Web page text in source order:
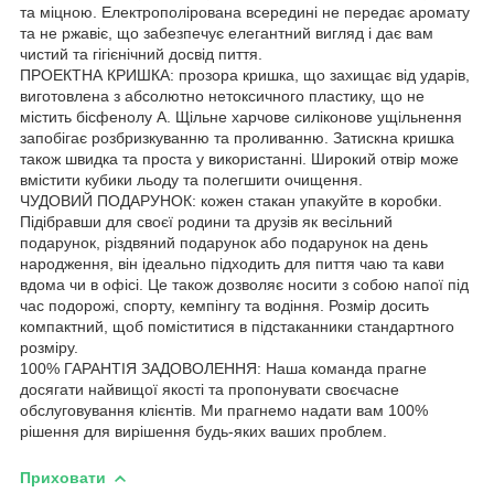
та міцною. Електрополірована всередині не передає аромату
та не ржавіє, що забезпечує елегантний вигляд і дає вам
чистий та гігієнічний досвід пиття.
ПРОЕКТНА КРИШКА: прозора кришка, що захищає від ударів,
виготовлена з абсолютно нетоксичного пластику, що не
містить бісфенолу А. Щільне харчове силіконове ущільнення
запобігає розбризкуванню та проливанню. Затискна кришка
також швидка та проста у використанні. Широкий отвір може
вмістити кубики льоду та полегшити очищення.
ЧУДОВИЙ ПОДАРУНОК: кожен стакан упакуйте в коробки.
Підібравши для своєї родини та друзів як весільний
подарунок, різдвяний подарунок або подарунок на день
народження, він ідеально підходить для пиття чаю та кави
вдома чи в офісі. Це також дозволяє носити з собою напої під
час подорожі, спорту, кемпінгу та водіння. Розмір досить
компактний, щоб поміститися в підстаканники стандартного
розміру.
100% ГАРАНТІЯ ЗАДОВОЛЕННЯ: Наша команда прагне
досягати найвищої якості та пропонувати своєчасне
обслуговування клієнтів. Ми прагнемо надати вам 100%
рішення для вирішення будь-яких ваших проблем.
Приховати